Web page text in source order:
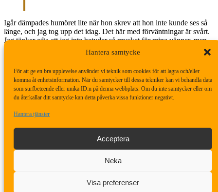
Hantera samtycke
För att ge en bra upplevelse använder vi teknik som cookies för att lagra och/eller
komma åt enhetsinformation. När du samtycker till dessa tekniker kan vi behandla data
som surfbeteende eller unika ID:n på denna webbplats. Om du inte samtycker eller om
du återkallar ditt samtycke kan detta påverka vissa funktioner negativt.
Hantera tjänster
Acceptera
Neka
Visa preferenser
Igår dämpades humöret lite när hon skrev att hon inte kunde ses så
länge, och jag tog upp det idag. Det här med förväntningar är svårt.
Jag tänker ofta att jag inte betyder så mycket för mina vänner, men
när vi väl ses vet jag ju att det är ömsesidigt. Det är skönt att få det
ur sig – att få säga saker högt brukar hjälpa.
Jag hann också prata om min egen resa och att jag ibland tyckt mig
höra hennes kritiska röst. Men nu när vi faktiskt pratade var hon
både inlyssnande, förstående och konstruktiv. Skönt – speciellt när
det kommer från någon som henne.
Lidingötjejen, men det blev som det blev och jag åkte hemåt istället.
På tåget såg jag nya orangea varningar i flödet – det var nog lika bra
En jätteskön dag. Jag försökte att inte bli för intensiv i samtalen, och
det gick bra på det stora hela.